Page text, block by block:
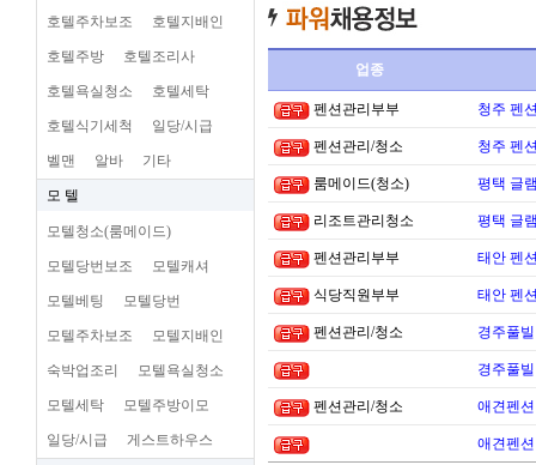
호텔주차보조 호텔지배인
호텔주방 호텔조리사
호텔욕실청소 호텔세탁
호텔식기세척 일당/시급
벨맨 알바 기타
모 텔
모텔청소(룸메이드)
모텔당번보조 모텔캐셔
모텔베팅 모텔당번
모텔주차보조 모텔지배인
숙박업조리 모텔욕실청소
모텔세탁 모텔주방이모
일당/시급 게스트하우스
업종
펜션관리부부 청주 펜
펜션관리/청소 청주 펜
룸메이드(청소) 평택 글
리조트관리청소 평택 글
펜션관리부부 태안 펜
식당직원부부 태안 펜
펜션관리/청소 경주풀
경주풀
펜션관리/청소 애견펜
애견펜